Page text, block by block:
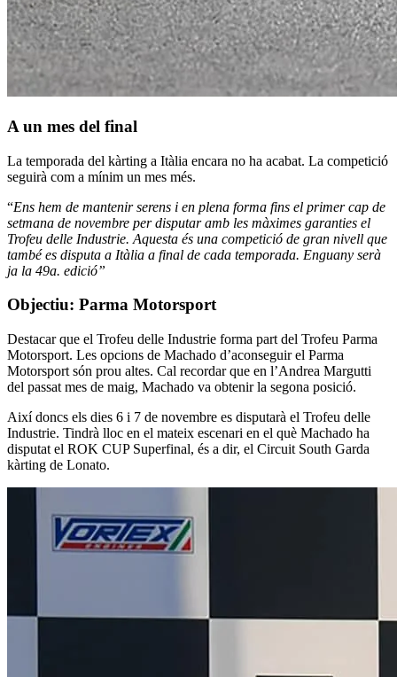
A un mes del final
La temporada del kàrting a Itàlia encara no ha acabat. La competició
seguirà com a mínim un mes més.
“Ens hem de mantenir serens i en plena forma fins el primer cap de
setmana de novembre per disputar amb les màximes garanties el
Trofeu delle Industrie. Aquesta és una competició de gran nivell que
també es disputa a Itàlia a final de cada temporada. Enguany serà
ja la 49a. edició”
Objectiu: Parma Motorsport
Destacar que el Trofeu delle Industrie forma part del Trofeu Parma
Motorsport. Les opcions de Machado d’aconseguir el Parma
Motorsport són prou altes. Cal recordar que en l’Andrea Margutti
del passat mes de maig, Machado va obtenir la segona posició.
Així doncs els dies 6 i 7 de novembre es disputarà el Trofeu delle
Industrie. Tindrà lloc en el mateix escenari en el què Machado ha
disputat el ROK CUP Superfinal, és a dir, el Circuit South Garda
kàrting de Lonato.